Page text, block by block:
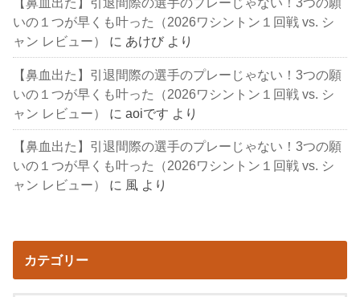
いの１つが早くも叶った（2026ワシントン１回戦 vs. シ
ャン レビュー）
に あけび より
【鼻血出た】引退間際の選手のプレーじゃない！3つの願
いの１つが早くも叶った（2026ワシントン１回戦 vs. シ
ャン レビュー）
にaoiです より
【鼻血出た】引退間際の選手のプレーじゃない！3つの願
いの１つが早くも叶った（2026ワシントン１回戦 vs. シ
ャン レビュー）
に 風 より
カテゴリー